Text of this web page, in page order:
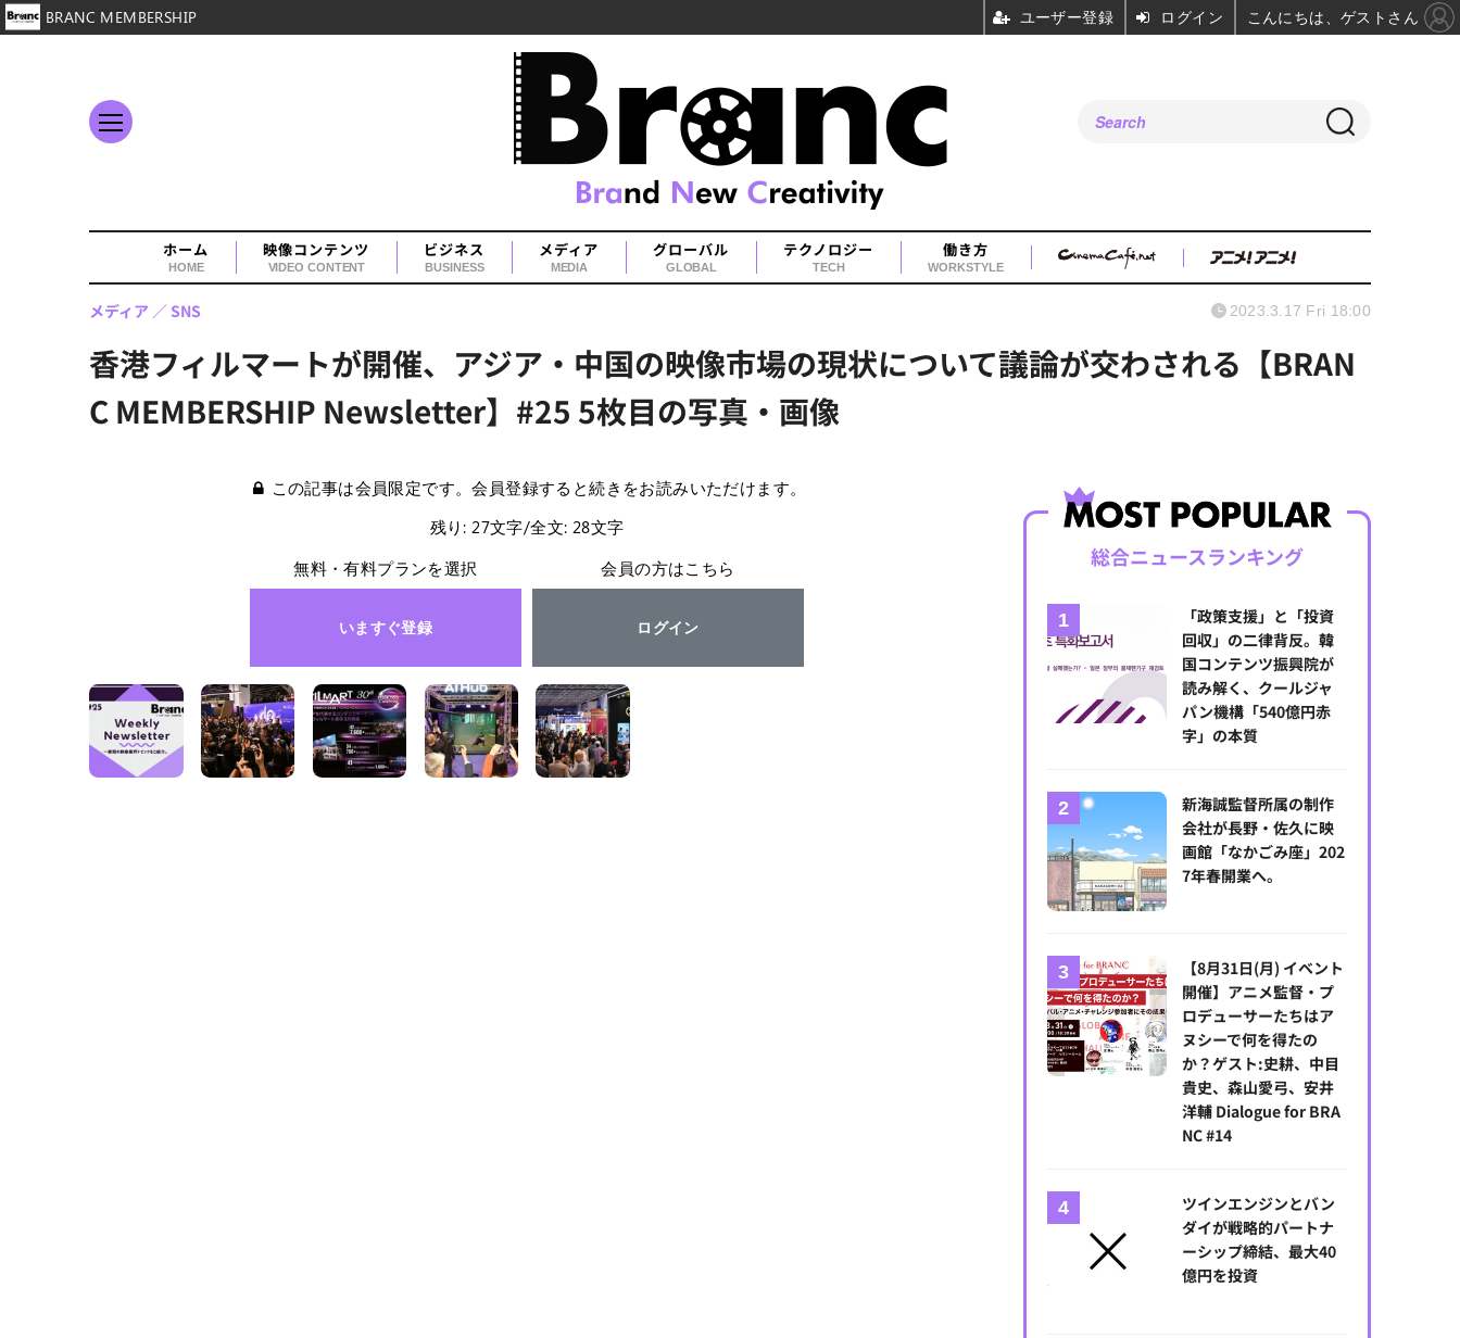
ホーム
HOME
映像コンテンツ
VIDEO CONTENT
ビジネス
BUSINESS
メディア
MEDIA
グローバル
GLOBAL
テクノロジー
TECH
働き方
WORKSTYLE
香港フィルマートが開催、アジア・中国の映像市場の現状について議論が交わされる【BRAN
C MEMBERSHIP Newsletter】#25 5枚目の写真・画像
メディア SNS 2023.3.17 Fri 18:00
この記事は会員限定です。会員登録すると続きをお読みいただけます。
残り: 27文字/全文: 28文字
無料・有料プランを選択
いますぐ登録
会員の方はこちら
ログイン
総合ニュースランキング
「政策支援」と「投資
回収」の二律背反。韓
国コンテンツ振興院が
読み解く、クールジャ
パン機構「540億円赤
字」の本質
新海誠監督所属の制作
会社が長野・佐久に映
画館「なかごみ座」202
7年春開業へ。
【8月31日(月) イベント
開催】アニメ監督・プ
ロデューサーたちはア
ヌシーで何を得たの
か？ゲスト:史耕、中目
貴史、森山愛弓、安井
洋輔 Dialogue for BRA
NC #14
ツインエンジンとバン
ダイが戦略的パートナ
ーシップ締結、最大40
億円を投資
BRANC MEMBERSHIP ユーザー登録 ログイン こんにちは、ゲストさん